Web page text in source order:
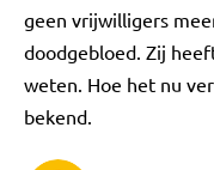
geen vrijwilligers
doodgebloed. Zij
weten. Hoe het nu
bekend.